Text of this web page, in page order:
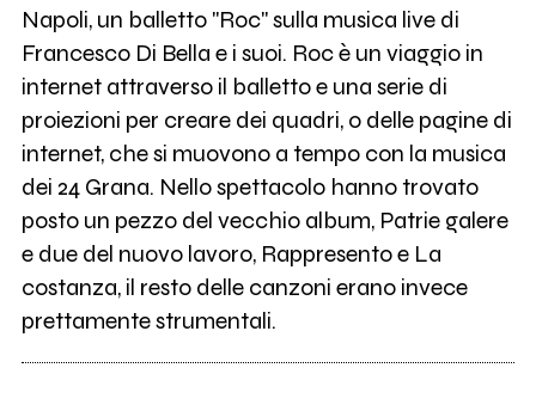
Napoli, un balletto "Roc" sulla musica live di
Francesco Di Bella e i suoi. Roc è un viaggio in
internet attraverso il balletto e una serie di
proiezioni per creare dei quadri, o delle pagine di
internet, che si muovono a tempo con la musica
dei 24 Grana. Nello spettacolo hanno trovato
posto un pezzo del vecchio album, Patrie galere
e due del nuovo lavoro, Rappresento e La
costanza, il resto delle canzoni erano invece
prettamente strumentali.